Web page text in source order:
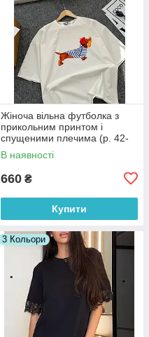
Жіноча вільна футболка з
прикольним принтом і
спущеними плечима (р. 42-
46) 81171349
В наявності
660 ₴
Купити
3 Кольори